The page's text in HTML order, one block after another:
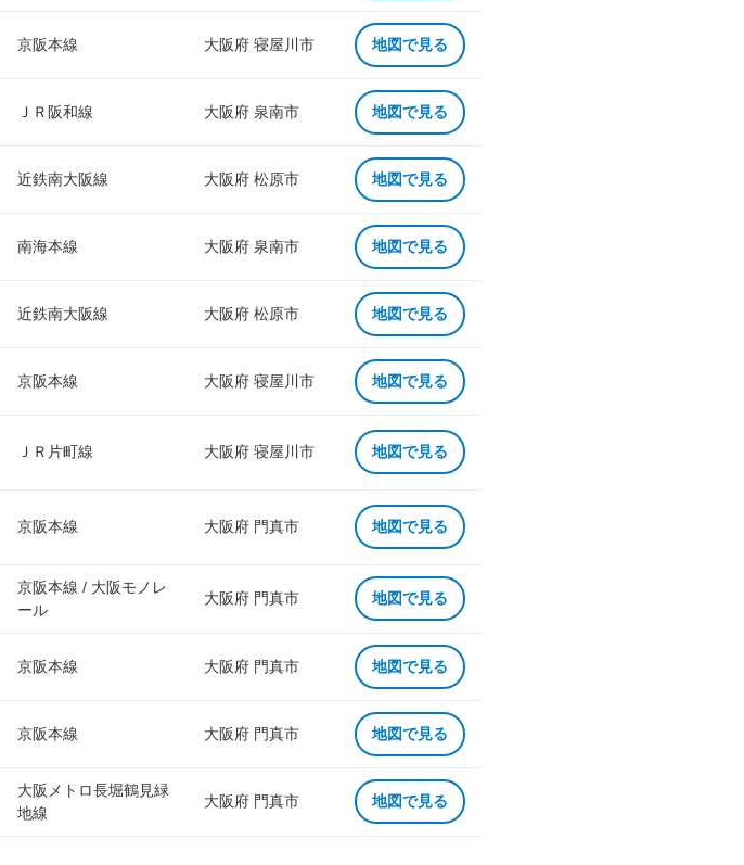
京阪本線 大阪府 寝屋川市 地図で見る
ＪＲ阪和線 大阪府 泉南市 地図で見る
近鉄南大阪線 大阪府 松原市 地図で見る
南海本線 大阪府 泉南市 地図で見る
近鉄南大阪線 大阪府 松原市 地図で見る
京阪本線 大阪府 寝屋川市 地図で見る
ＪＲ片町線 大阪府 寝屋川市 地図で見る
京阪本線 大阪府 門真市 地図で見る
京阪本線 / 大阪モノレ
ール
大阪府 門真市 地図で見る
京阪本線 大阪府 門真市 地図で見る
京阪本線 大阪府 門真市 地図で見る
大阪メトロ長堀鶴見緑
地線
大阪府 門真市 地図で見る